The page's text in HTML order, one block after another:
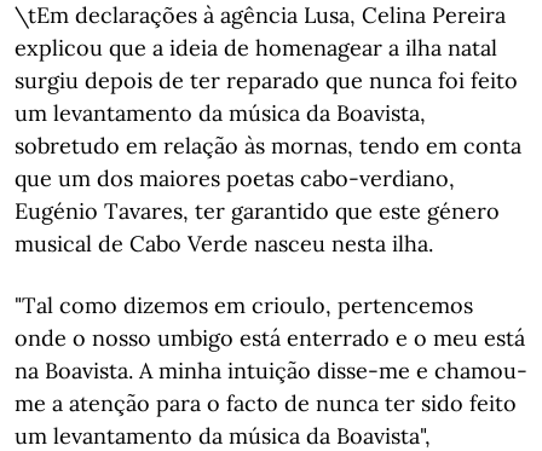
\tEm declarações à agência Lusa, Celina Pereira
explicou que a ideia de homenagear a ilha natal
surgiu depois de ter reparado que nunca foi feito
um levantamento da música da Boavista,
sobretudo em relação às mornas, tendo em conta
que um dos maiores poetas cabo-verdiano,
Eugénio Tavares, ter garantido que este género
musical de Cabo Verde nasceu nesta ilha.
"Tal como dizemos em crioulo, pertencemos
onde o nosso umbigo está enterrado e o meu está
na Boavista. A minha intuição disse-me e chamou-
me a atenção para o facto de nunca ter sido feito
um levantamento da música da Boavista",